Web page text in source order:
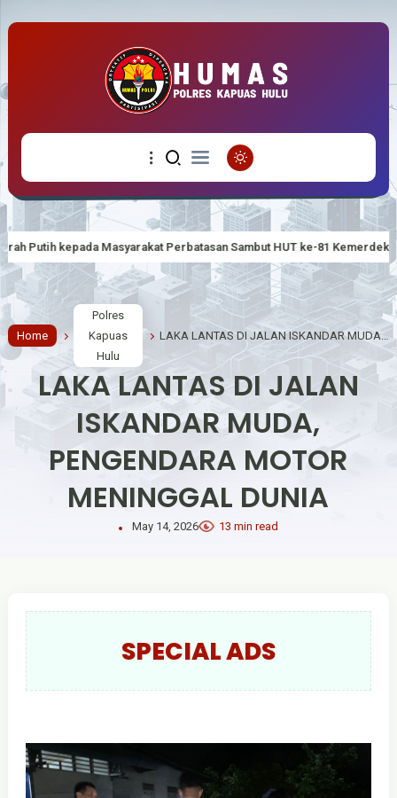
Perbatasan Sambut HUT ke-81 Kemerdekaan RI Polsek Silat
Home
Polres
Kapuas
Hulu
LAKA LANTAS DI JALAN ISKANDAR MUDA, PENGENDARA MOTOR MENINGGAL DUNIA
LAKA LANTAS DI JALAN
ISKANDAR MUDA,
PENGENDARA MOTOR
MENINGGAL DUNIA
May 14, 2026 13 min read
SPECIAL ADS